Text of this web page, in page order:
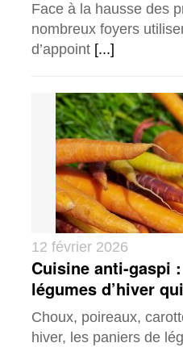
Face à la hausse des
nombreux foyers
d’appoint [...]
12 février 2026
Cuisine anti-gaspi
légumes d’hiver
Choux, poireaux,
hiver, les paniers de